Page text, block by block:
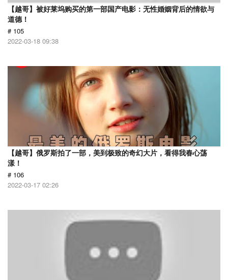
【越哥】被好莱坞购买的第一部国产电影：无性婚姻背后的情欲与
道德！
# 105
2022-03-18 09:38
【越哥】俄罗斯拍了一部，美到极致的奇幻大片，看得我春心荡
漾！
# 106
2022-03-17 02:26